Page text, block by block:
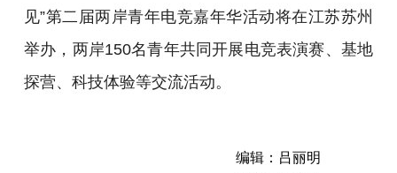
见”第二届两岸青年电竞嘉年华活动将在江苏苏州
举办，两岸150名青年共同开展电竞表演赛、基地
探营、科技体验等交流活动。
编辑：吕丽明